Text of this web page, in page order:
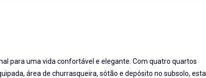
para uma vida confortável e elegante. Com quatro quartos
área de churrasqueira, sótão e depósito no subsolo, esta